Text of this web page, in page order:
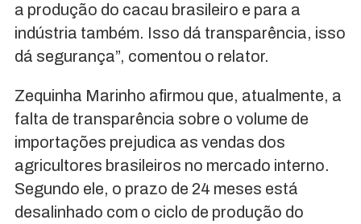
a produção do cacau brasileiro e para a
indústria também. Isso dá transparência, isso
dá segurança”, comentou o relator.
Zequinha Marinho afirmou que, atualmente, a
falta de transparência sobre o volume de
importações prejudica as vendas dos
agricultores brasileiros no mercado interno.
Segundo ele, o prazo de 24 meses está
desalinhado com o ciclo de produção do